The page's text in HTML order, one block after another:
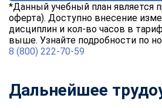
*Данный учебный план является
оферта). Доступно внесение
дисциплин и кол-во часов в
выше. Узнайте подробности по
8 (800) 222-70-59
Дальнейшее